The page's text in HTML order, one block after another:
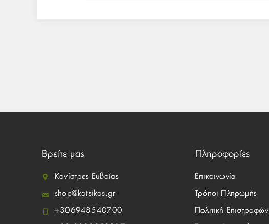
Βρείτε μας
Κονίστρες Ευβοίας
shop@katsikas.gr
+306948540700
Πληροφορίες
Επικοινωνία
Τρόποι Πληρωμής
Πολιτική Επιστροφών